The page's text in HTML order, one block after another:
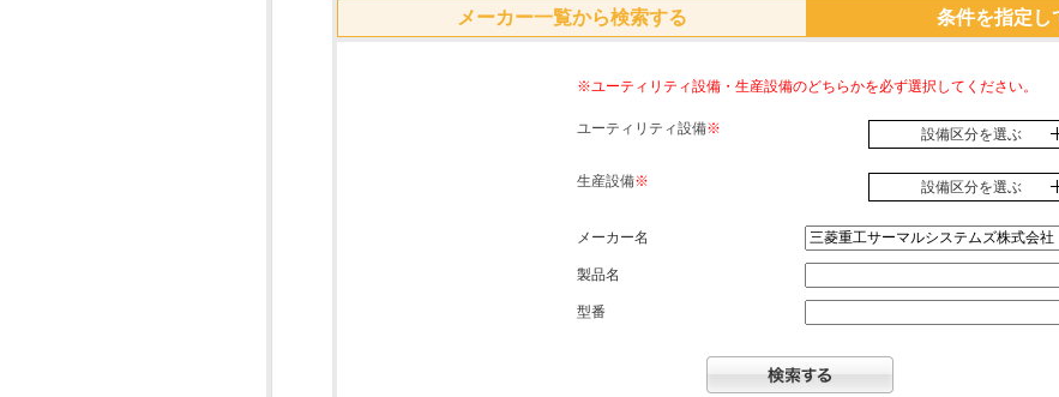
メーカー一覧から検索する 条件を指定し
※ユーティリティ設備・生産設備のどちらかを必ず選択してください。
ユーティリティ設備※ 設備区分を選ぶ
生産設備※ 設備区分を選ぶ
メーカー名
製品名
型番